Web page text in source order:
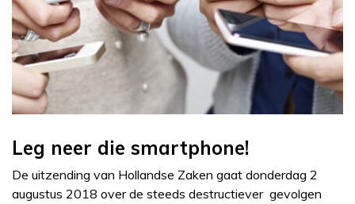
Leg neer die smartphone!
De uitzending van Hollandse Zaken gaat donderdag 2
augustus 2018 over de steeds destructiever gevolgen